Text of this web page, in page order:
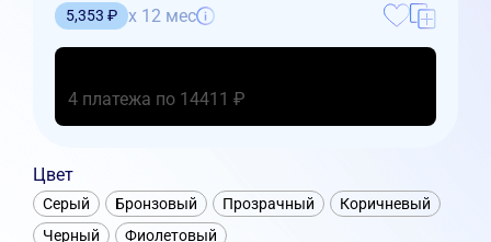
5,353 ₽ x 12 мес
4 платежа по 14411 ₽
Цвет
Серый Бронзовый Прозрачный
Коричневый
Черный
Фиолетовый